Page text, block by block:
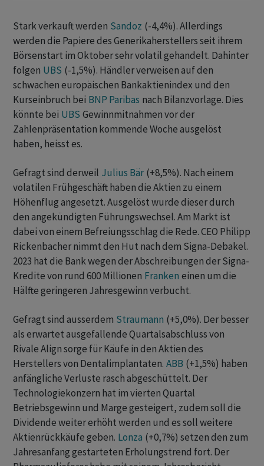
Stark verkauft werden Sandoz (-4,4%). Allerdings
werden die Papiere des Generikaherstellers seit ihrem
Börsenstart im Oktober sehr volatil gehandelt. Dahinter
folgen UBS (-1,5%). Händler verweisen auf den
schwachen europäischen Bankaktienindex und den
Kurseinbruch bei BNP Paribas nach Bilanzvorlage. Dies
könnte bei UBS Gewinnmitnahmen vor der
Zahlenpräsentation kommende Woche ausgelöst
haben, heisst es.
Gefragt sind derweil Julius Bär (+8,5%). Nach einem
volatilen Frühgeschäft haben die Aktien zu einem
Höhenflug angesetzt. Ausgelöst wurde dieser durch
den angekündigten Führungswechsel. Am Markt ist
dabei von einem Befreiungsschlag die Rede. CEO Philipp
Rickenbacher nimmt den Hut nach dem Signa-Debakel.
2023 hat die Bank wegen der Abschreibungen der Signa-
Kredite von rund 600 Millionen Franken einen um die
Hälfte geringeren Jahresgewinn verbucht.
Gefragt sind ausserdem Straumann (+5,0%). Der besser
als erwartet ausgefallende Quartalsabschluss von
Rivale Align sorge für Käufe in den Aktien des
Herstellers von Dentalimplantaten. ABB (+1,5%) haben
anfängliche Verluste rasch abgeschüttelt. Der
Technologiekonzern hat im vierten Quartal
Betriebsgewinn und Marge gesteigert, zudem soll die
Dividende weiter erhöht werden und es soll weitere
Aktienrückkäufe geben. Lonza (+0,7%) setzen den zum
Jahresanfang gestarteten Erholungstrend fort. Der